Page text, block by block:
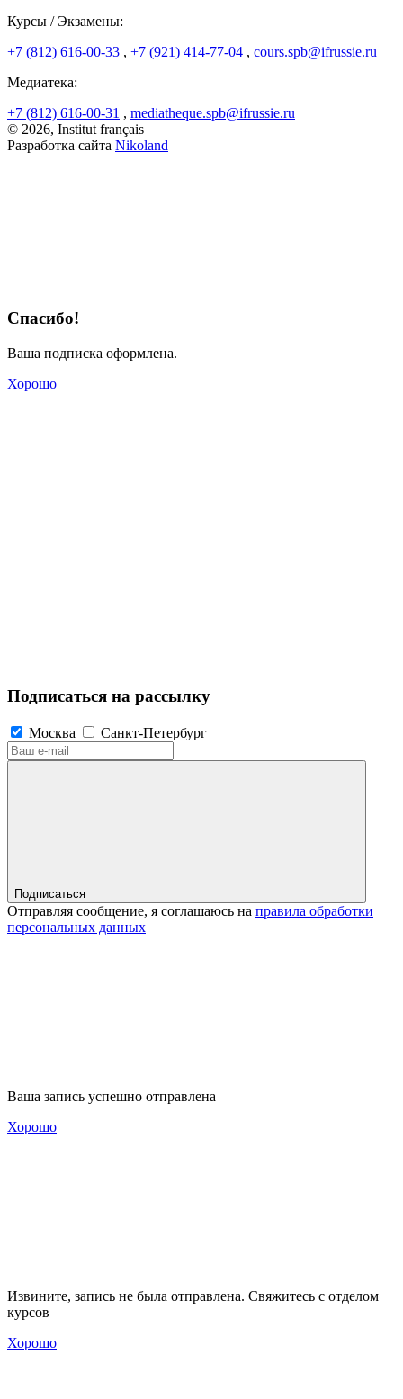
Курсы / Экзамены:
+7 (812) 616-00-33 , +7 (921) 414-77-04 , cours.spb@ifrussie.ru
Медиатека:
+7 (812) 616-00-31 , mediatheque.spb@ifrussie.ru
© 2026, Institut français
Разработка сайта Nikoland
Спасибо!
Ваша подписка оформлена.
Хорошо
Подписаться на рассылку
Москва Санкт-Петербург
Подписаться
Отправляя сообщение, я соглашаюсь на правила обработки
персональных данных
Ваша запись успешно отправлена
Хорошо
Извините, запись не была отправлена. Свяжитесь с отделом
курсов
Хорошо